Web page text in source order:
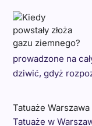
prowadzone na
dziwić, gdyż
Tatuaże Warszawa
Tatuaże w